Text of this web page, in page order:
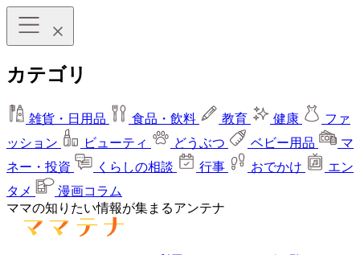
カテゴリ
雑貨・日用品 食品・飲料 教育 健康
ファ
ッション
ビューティ どうぶつ ベビー用品
マ
ネー・投資
くらしの相談 行事 おでかけ
エン
タメ
漫画コラム
ママの知りたい情報が集まるアンテナ